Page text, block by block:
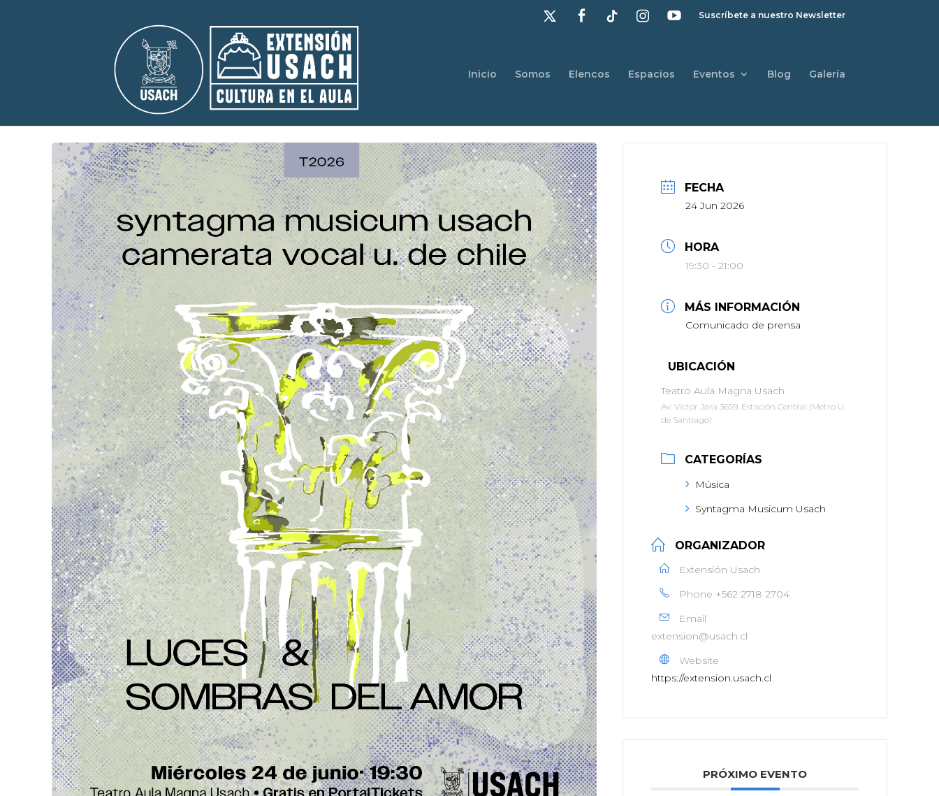
Suscríbete a nuestro Newsletter
Inicio Somos Elencos Espacios Eventos Blog Galería
FECHA
24 Jun 2026
HORA
19:30 - 21:00
MÁS INFORMACIÓN
Comunicado de prensa
UBICACIÓN
Teatro Aula Magna Usach
Av. Víctor Jara 3659, Estación Central (Metro U.
de Santiago)
CATEGORÍAS
Música
Syntagma Musicum Usach
ORGANIZADOR
Extensión Usach
Phone +562 2718 2704
Email
extension@usach.cl
Website
https://extension.usach.cl
PRÓXIMO EVENTO